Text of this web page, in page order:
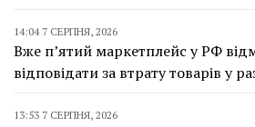
14:04 7 СЕРПНЯ, 2026
Вже п’ятий маркетплейс у РФ
відповідати за втрату товарів у
13:53 7 СЕРПНЯ, 2026